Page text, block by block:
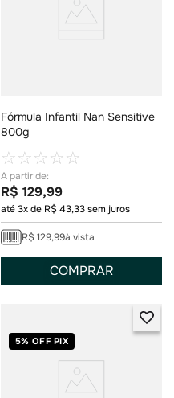
Fórmula Infantil Nan Sensitive
800g
☆☆☆☆☆
R$ 129,99
até3x de R$43,33sem juros
R$ 129,99à vista
COMPRAR
5% OFF PIX